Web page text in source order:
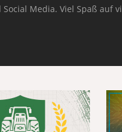
Social Media. Viel Spaß auf